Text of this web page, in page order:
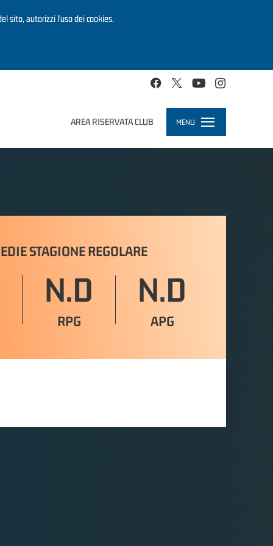
sito, autorizzi l’uso dei cookies.
AREA RISERVATA CLUB MENU
Toggle
navigation
STAGIONE REGOLARE
N.D
RPG
N.D
APG